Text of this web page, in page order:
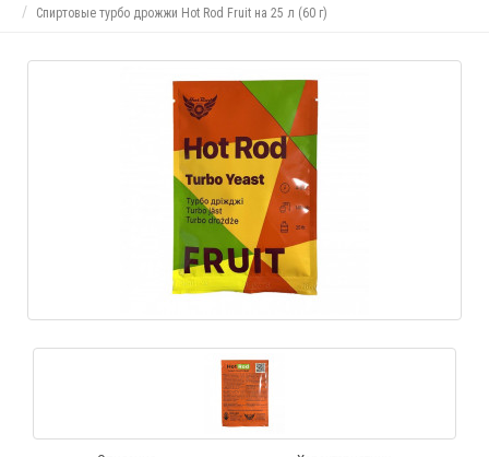
Спиртовые турбо дрожжи Hot Rod Fruit на 25 л (60 г)